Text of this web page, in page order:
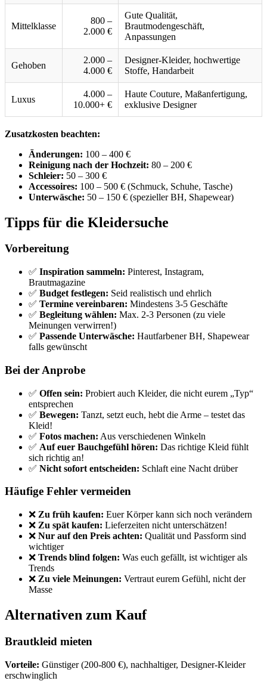
Mittelklasse
800 –
2.000 €
Gute Qualität,
Brautmodengeschäft,
Anpassungen
Gehoben
2.000 –
4.000 €
Designer-Kleider, hochwertige
Stoffe, Handarbeit
Luxus
4.000 –
10.000+ €
Haute Couture, Maßanfertigung,
exklusive Designer
Zusatzkosten beachten:
Änderungen: 100 – 400 €
Reinigung nach der Hochzeit: 80 – 200 €
Schleier: 50 – 300 €
Accessoires: 100 – 500 € (Schmuck, Schuhe, Tasche)
Unterwäsche: 50 – 150 € (spezieller BH, Shapewear)
Tipps für die Kleidersuche
Vorbereitung
✅ Inspiration sammeln: Pinterest, Instagram,
Brautmagazine
✅ Budget festlegen: Seid realistisch und ehrlich
✅ Termine vereinbaren: Mindestens 3-5 Geschäfte
✅ Begleitung wählen: Max. 2-3 Personen (zu viele
Meinungen verwirren!)
✅ Passende Unterwäsche: Hautfarbener BH, Shapewear
falls gewünscht
Bei der Anprobe
✅ Offen sein: Probiert auch Kleider, die nicht eurem „Typ“
entsprechen
✅ Bewegen: Tanzt, setzt euch, hebt die Arme – testet das
Kleid!
✅ Fotos machen: Aus verschiedenen Winkeln
✅ Auf euer Bauchgefühl hören: Das richtige Kleid fühlt
sich richtig an!
✅ Nicht sofort entscheiden: Schlaft eine Nacht drüber
Häufige Fehler vermeiden
❌ Zu früh kaufen: Euer Körper kann sich noch verändern
❌ Zu spät kaufen: Lieferzeiten nicht unterschätzen!
❌ Nur auf den Preis achten: Qualität und Passform sind
wichtiger
❌ Trends blind folgen: Was euch gefällt, ist wichtiger als
Trends
❌ Zu viele Meinungen: Vertraut eurem Gefühl, nicht der
Masse
Alternativen zum Kauf
Brautkleid mieten
Vorteile: Günstiger (200-800 €), nachhaltiger, Designer-Kleider
erschwinglich